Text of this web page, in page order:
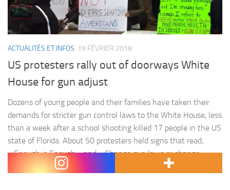
ACTUALITÉS ET INFOS 19 FÉVRIER 2018
US protesters rally out of doorways White
House for gun adjust
Dozens of young people and their families have taken their
demands for stricter gun control laws to the White House, less
than a week after a school shooting killed 17 people in the US
state of Florida. About 50 protesters held signs that read,
« Enough is Enough » and « Change gun laws or change
Congress », at…